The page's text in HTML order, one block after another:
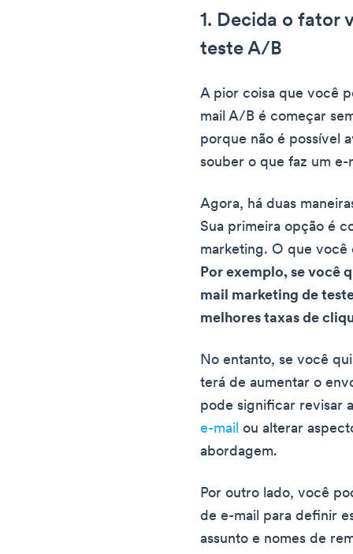
1. Decida o fator
teste A/B
A pior coisa que você
mail A/B é começar
porque não é possível
souber o que faz um e-
Agora, há duas
Sua primeira opção é
marketing. O que você
Por exemplo, se você
mail marketing de
melhores taxas de
No entanto, se você
terá de aumentar o
pode significar revisar
e-mail ou alterar
abordagem.
Por outro lado, você
de e-mail para definir
assunto e nomes de